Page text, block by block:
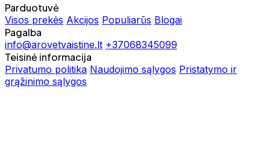
Parduotuvė
Visos prekės Akcijos Populiarūs Blogai
Pagalba
info@arovetvaistine.lt +37068345099
Teisinė informacija
Privatumo politika Naudojimo sąlygos Pristatymo ir
grąžinimo sąlygos